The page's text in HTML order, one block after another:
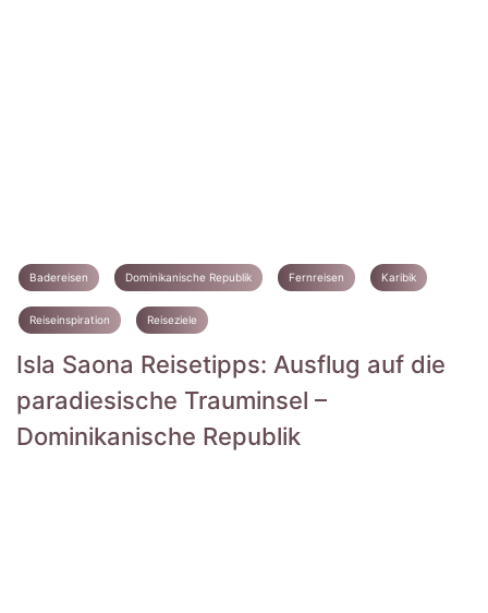
Badereisen Dominikanische Republik Fernreisen Karibik
Reiseinspiration Reiseziele
Isla Saona Reisetipps: Ausflug auf die
paradiesische Trauminsel –
Dominikanische Republik